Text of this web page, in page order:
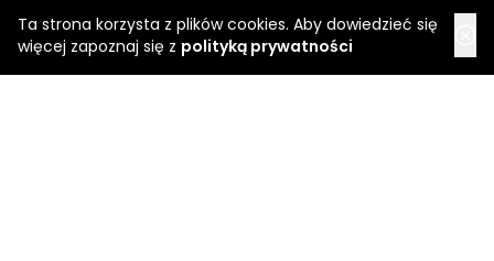
Ta strona korzysta z plików cookies. Aby dowiedzieć się
więcej zapoznaj się z polityką prywatności
Katowice